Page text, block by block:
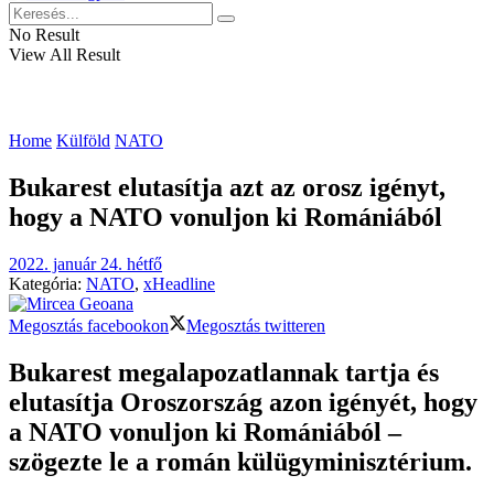
No Result
View All Result
Home Külföld NATO
Bukarest elutasítja azt az orosz igényt,
hogy a NATO vonuljon ki Romániából
2022. január 24. hétfő
Kategória: NATO, xHeadline
Megosztás facebookon Megosztás twitteren
Bukarest megalapozatlannak tartja és
elutasítja Oroszország azon igényét, hogy
a NATO vonuljon ki Romániából –
szögezte le a román külügyminisztérium.